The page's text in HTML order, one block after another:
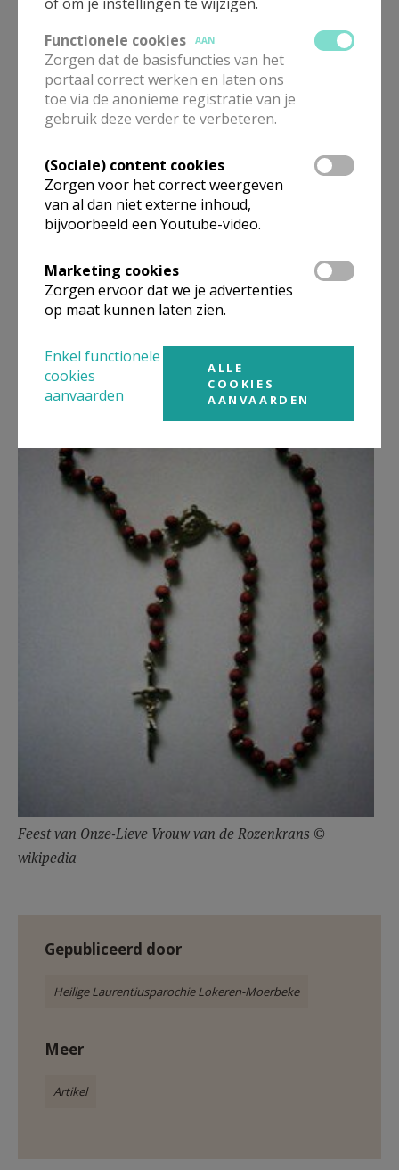
En wensen U de goede vruchten die zovelen
proeven in het eenvoudig bidden van de rozenkrans,
Maria ter ere en tot lof van God.
onderweg:
Doe maar wat Hij u
zeggen zal.
In biddende verbondenheid,
Gunter Maes.
Feest van Onze-Lieve Vrouw van de Rozenkrans ©
wikipedia
Gepubliceerd door
Heilige Laurentiusparochie Lokeren-Moerbeke
Meer
Artikel
Functionele cookies
AAN
Zorgen dat de basisfuncties van het
portaal correct werken en laten ons
toe via de anonieme registratie van je
gebruik deze verder te verbeteren.
(Sociale) content cookies
Zorgen voor het correct weergeven
van al dan niet externe inhoud,
bijvoorbeeld een Youtube-video.
Marketing cookies
Zorgen ervoor dat we je advertenties
op maat kunnen laten zien.
Enkel functionele
cookies
aanvaarden
ALLE
COOKIES
AANVAARDEN